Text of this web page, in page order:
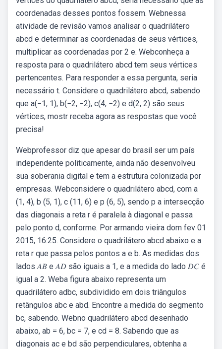
coordenadas desses pontos fossem. Webnessa
atividade de revisão vamos analisar o quadrilátero
abcd e determinar as coordenadas de seus vértices,
multiplicar as coordenadas por 2 e. Webconheça a
resposta para o quadrilátero abcd tem seus vértices
pertencentes. Para responder a essa pergunta, seria
necessário t. Considere o quadrilátero abcd, sabendo
que a(−1, 1), b(−2, −2), c(4, −2) e d(2, 2) são seus
vértices, mostr receba agora as respostas que você
precisa!
Webprofessor diz que apesar do brasil ser um país
independente politicamente, ainda não desenvolveu
sua soberania digital e tem a estrutura colonizada por
empresas. Webconsidere o quadrilátero abcd, com a
(1, 4), b (5, 1), c (11, 6) e p (6, 5), sendo p a intersecção
das diagonais a reta r é paralela à diagonal e passa
pelo ponto d, conforme. Por armando vieira dom fev 01
2015, 16:25. Considere o quadrilátero abcd abaixo e a
reta r que passa pelos pontos a e b. As medidas dos
lados 𝐴𝐵 e 𝐴𝐷 são iguais a 1, e a medida do lado 𝐷𝐶 é
igual a 2. Weba figura abaixo representa um
quadrilátero adbc, subdividido em dois triângulos
retângulos abc e abd. Encontre a medida do segmento
bc, sabendo. Webno quadrilátero abcd desenhado
abaixo, ab = 6, bc = 7, e cd = 8. Sabendo que as
diagonais ac e bd são perpendiculares, obtenha a